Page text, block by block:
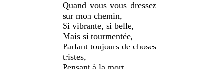
Quand vous vous dressez
sur mon chemin,
Si vibrante, si belle,
Mais si tourmentée,
Parlant toujours de choses
tristes,